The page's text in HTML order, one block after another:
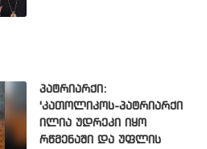
პატრიარქი:
'კათოლიკოს-პატრიარქი
ილია უდრეკი იყო
რწმენაში და უფლის